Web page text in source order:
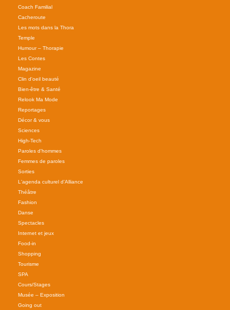
Coach Familial
Cacheroute
Les mots dans la Thora
Temple
Humour – Thorapie
Les Contes
Magazine
Clin d'oeil beauté
Bien-être & Santé
Relook Ma Mode
Reportages
Décor & vous
Sciences
High-Tech
Paroles d'hommes
Femmes de paroles
Sorties
L'agenda culturel d'Alliance
Théâtre
Fashion
Danse
Spectacles
Internet et jeux
Food-in
Shopping
Tourisme
SPA
Cours/Stages
Musée – Exposition
Going out